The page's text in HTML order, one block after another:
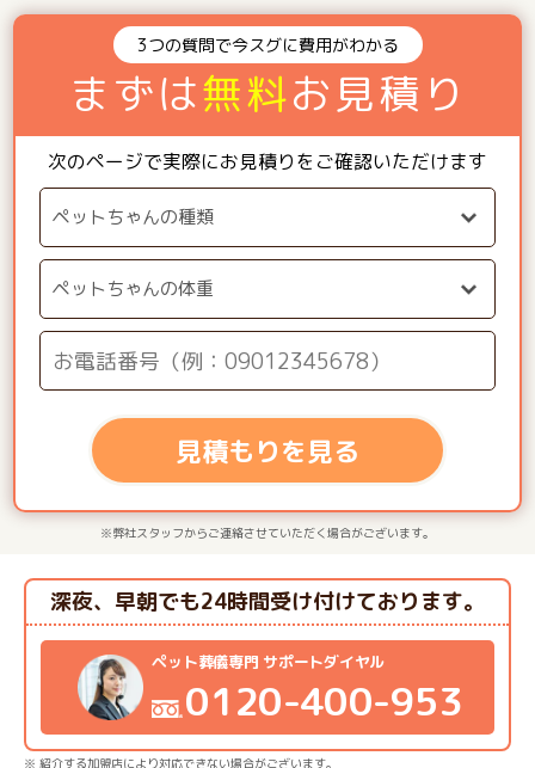
3つの質問で今スグに費用がわかる
まずは無料お見積り
次のページで実際にお見積りをご確認いただけます
見積もりを見る
※弊社スタッフからご連絡させていただく場合がございます。
ペット葬儀専門 サポートダイヤル
0120-400-953
深夜、早朝でも24時間受け付けております。
※ 紹介する加盟店により対応できない場合がございます。